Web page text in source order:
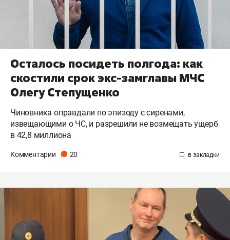
Осталось посидеть полгода: как
скостили срок экс-замглавы МЧС
Олегу Степущенко
Чиновника оправдали по эпизоду с сиренами,
извещающими о ЧС, и разрешили не возмещать ущерб
в 42,8 миллиона
Комментарии 20